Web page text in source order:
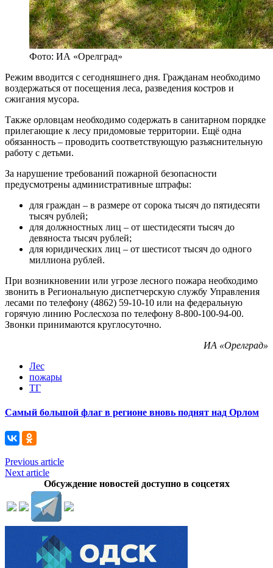
Фото: ИА «Орелград»
Режим вводится с сегодняшнего дня. Гражданам необходимо
воздержаться от посещения леса, разведения костров и
сжигания мусора.
Также орловцам необходимо содержать в санитарном порядке
прилегающие к лесу придомовые территории. Ещё одна
обязанность – проводить соответствующую разъяснительную
работу с детьми.
За нарушение требований пожарной безопасности
предусмотрены административные штрафы:
для граждан – в размере от сорока тысяч до пятидесяти
тысяч рублей;
для должностных лиц – от шестидесяти тысяч до
девяноста тысяч рублей;
для юридических лиц – от шестисот тысяч до одного
миллиона рублей.
При возникновении или угрозе лесного пожара необходимо
звонить в Региональную диспетчерскую службу Управления
лесами по телефону (4862) 59-10-10 или на федеральную
горячую линию Рослесхоза по телефону 8-800-100-94-00.
Звонки принимаются круглосуточно.
ИА «Орелград»
Лес
пожары
ТГ
Самый большой флаг в регионе вновь поднят над Орлом
Previous article
Next article
Обсуждение новостей доступно в соцсетях